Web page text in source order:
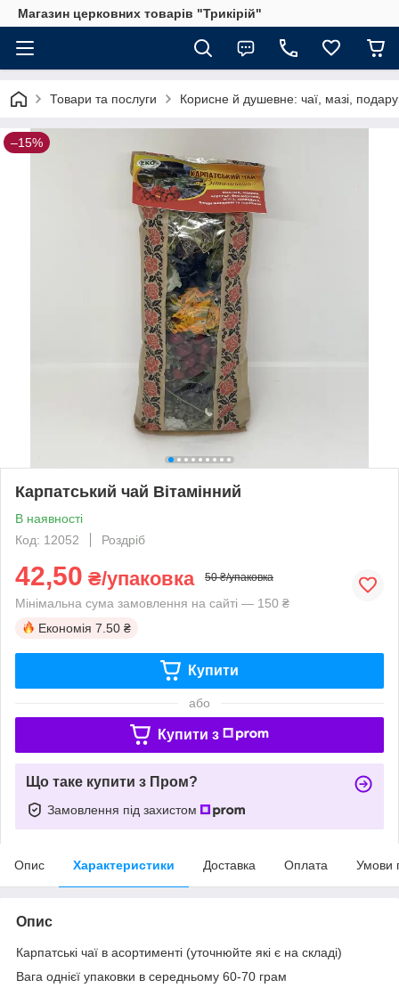
Магазин церковних товарів "Трикірій"
Товари та послуги Корисне й душевне: чаї, мазі,
–15%
Карпатський чай Вітамінний
В наявності
Код: 12052
Роздріб
42,50 ₴/упаковка 50 ₴/упаковка
Мінімальна сума замовлення на сайті — 150 ₴
Економія 7.50 ₴
Купити
або
Купити з
Що таке купити з Пром?
Замовлення під захистом
Опис Характеристики Доставка Оплата Умови
Опис
Карпатські чаї в асортименті (уточнюйте які є на складі)
Вага однієї упаковки в середньому 60-70 грам